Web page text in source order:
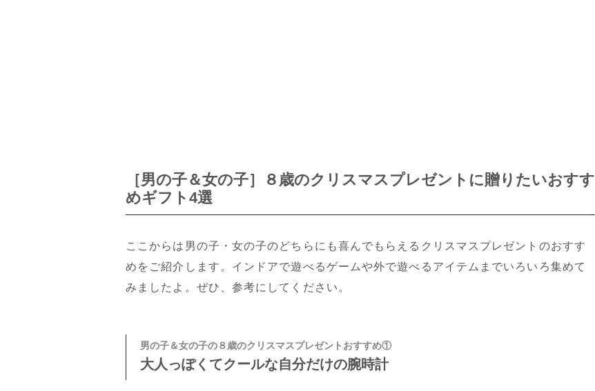
［男の子＆女の子］８歳のクリスマスプレゼントに贈りたいおすす
めギフト4選
ここからは男の子・女の子のどちらにも喜んでもらえるクリスマスプレゼントのおすす
めをご紹介します。インドアで遊べるゲームや外で遊べるアイテムまでいろいろ集めて
みましたよ。ぜひ、参考にしてください。
男の子＆女の子の８歳のクリスマスプレゼントおすすめ①
大人っぽくてクールな自分だけの腕時計